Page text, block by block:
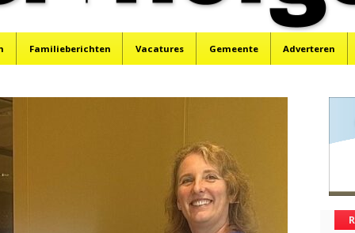
Familieberichten Vacatures Gemeente Adverteren